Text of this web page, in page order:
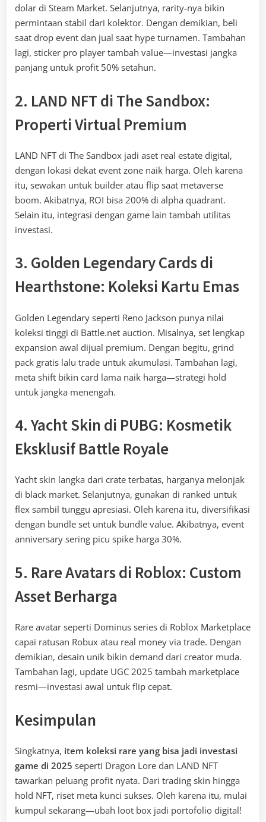
dolar di Steam Market. Selanjutnya, rarity-nya bikin
permintaan stabil dari kolektor. Dengan demikian, beli
saat drop event dan jual saat hype turnamen. Tambahan
lagi, sticker pro player tambah value—investasi jangka
panjang untuk profit 50% setahun.
2. LAND NFT di The Sandbox:
Properti Virtual Premium
LAND NFT di The Sandbox jadi aset real estate digital,
dengan lokasi dekat event zone naik harga. Oleh karena
itu, sewakan untuk builder atau flip saat metaverse
boom. Akibatnya, ROI bisa 200% di alpha quadrant.
Selain itu, integrasi dengan game lain tambah utilitas
investasi.
3. Golden Legendary Cards di
Hearthstone: Koleksi Kartu Emas
Golden Legendary seperti Reno Jackson punya nilai
koleksi tinggi di Battle.net auction. Misalnya, set lengkap
expansion awal dijual premium. Dengan begitu, grind
pack gratis lalu trade untuk akumulasi. Tambahan lagi,
meta shift bikin card lama naik harga—strategi hold
untuk jangka menengah.
4. Yacht Skin di PUBG: Kosmetik
Eksklusif Battle Royale
Yacht skin langka dari crate terbatas, harganya melonjak
di black market. Selanjutnya, gunakan di ranked untuk
flex sambil tunggu apresiasi. Oleh karena itu, diversifikasi
dengan bundle set untuk bundle value. Akibatnya, event
anniversary sering picu spike harga 30%.
5. Rare Avatars di Roblox: Custom
Asset Berharga
Rare avatar seperti Dominus series di Roblox Marketplace
capai ratusan Robux atau real money via trade. Dengan
demikian, desain unik bikin demand dari creator muda.
Tambahan lagi, update UGC 2025 tambah marketplace
resmi—investasi awal untuk flip cepat.
Kesimpulan
Singkatnya, item koleksi rare yang bisa jadi investasi
game di 2025 seperti Dragon Lore dan LAND NFT
tawarkan peluang profit nyata. Dari trading skin hingga
hold NFT, riset meta kunci sukses. Oleh karena itu, mulai
kumpul sekarang—ubah loot box jadi portofolio digital!